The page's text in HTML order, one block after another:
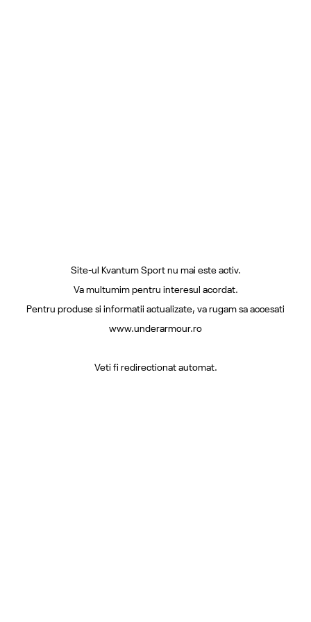
Site-ul Kvantum Sport nu mai este activ.
Va multumim pentru interesul acordat.
Pentru produse si informatii actualizate, va rugam sa accesati
www.underarmour.ro
Veti fi redirectionat automat.